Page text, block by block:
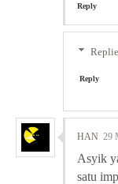
Reply
Reply
HAN 29
Asyik
satu